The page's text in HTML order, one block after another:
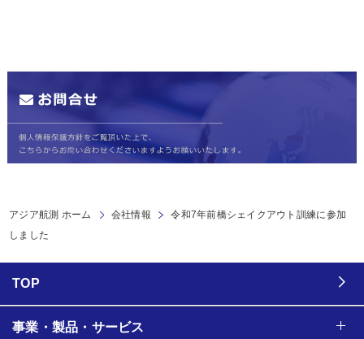
アジア航測 ホーム 会社情報
令和7年前橋シェイクアウト訓練に参加
しました
TOP
事業・製品・サービス